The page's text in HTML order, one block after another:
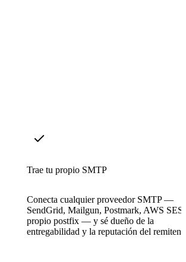
Trae tu propio SMTP
Conecta cualquier proveedor SMTP —
SendGrid, Mailgun, Postmark, AWS
propio postfix — y sé dueño de la
entregabilidad y la reputación del